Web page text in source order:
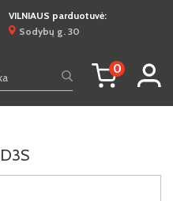
VILNIAUS parduotuvė:
Sodybų g. 30
0